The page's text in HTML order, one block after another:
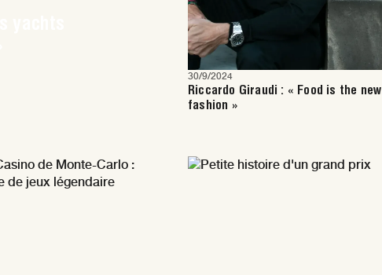
30/9/2024
Riccardo Giraudi : « Food is the new
fashion »